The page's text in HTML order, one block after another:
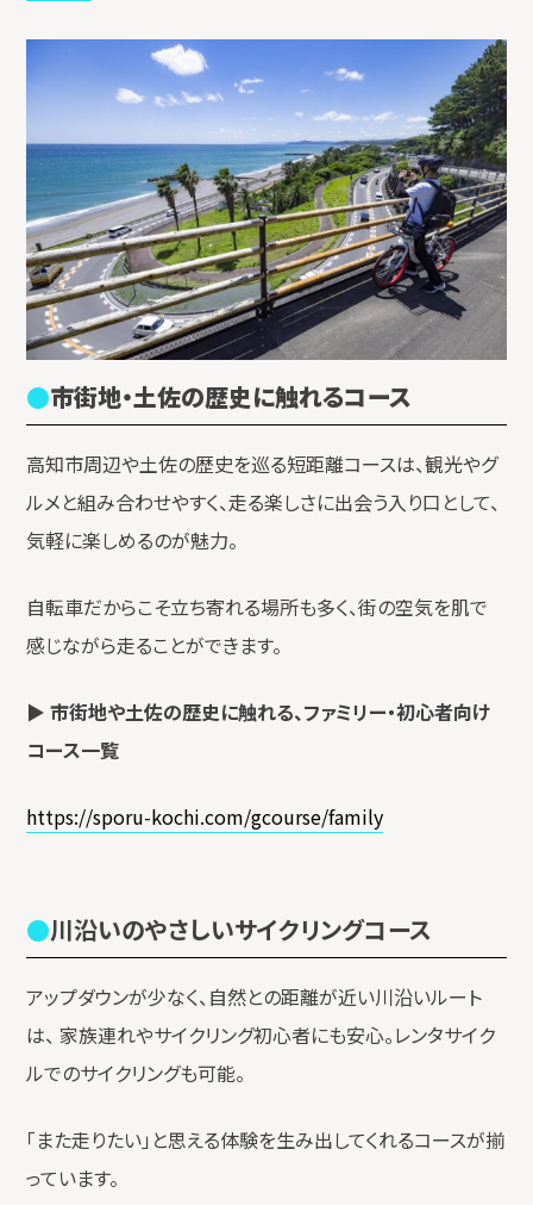
市街地・土佐の歴史に触れるコース
高知市周辺や土佐の歴史を巡る短距離コースは、観光やグ
ルメと組み合わせやすく、走る楽しさに出会う入り口として、
気軽に楽しめるのが魅力。
自転車だからこそ立ち寄れる場所も多く、街の空気を肌で
感じながら走ることができます。
▶市街地や土佐の歴史に触れる、ファミリー・初心者向け
コース一覧
https://sporu-kochi.com/gcourse/family
川沿いのやさしいサイクリングコース
アップダウンが少なく、自然との距離が近い川沿いルート
は、 家族連れやサイクリング初心者にも安心。レンタサイク
ルでのサイクリングも可能。
「また走りたい」と思える体験を生み出してくれるコースが揃
っています。